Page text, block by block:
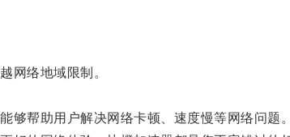
络地域限制。
帮助用户解决网络卡顿、速度慢等网络问题。